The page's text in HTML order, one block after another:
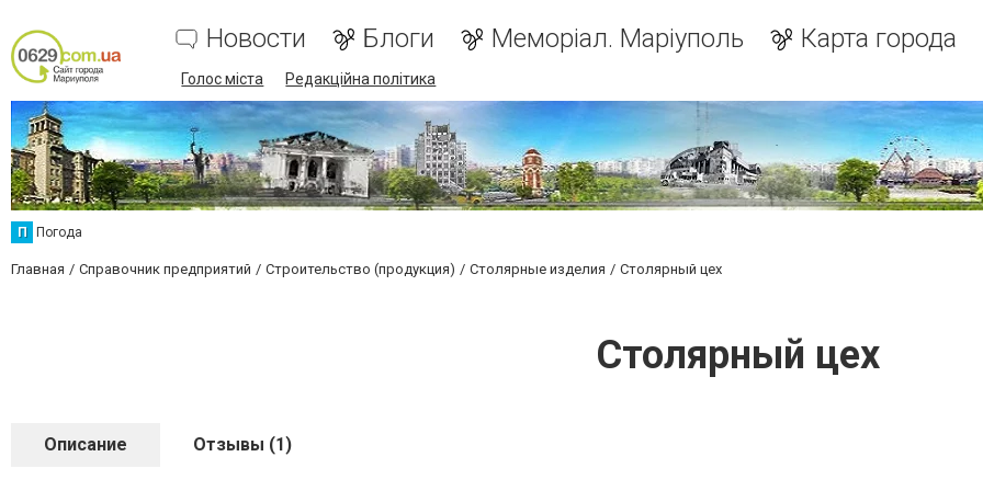
Новости Блоги Меморіал. Маріуполь Карта города
Голос міста Редакційна політика
П Погода
Главная Справочник предприятий Строительство (продукция) Столярные изделия Столярный цех
Столярный цех
Описание Отзывы (1)